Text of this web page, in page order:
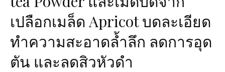
เปลือกเมล็ด Apricot บดละเอียด
ทำความสะอาดล้ำลึก ลดการอุด
ตัน และลดสิวหัวดำ